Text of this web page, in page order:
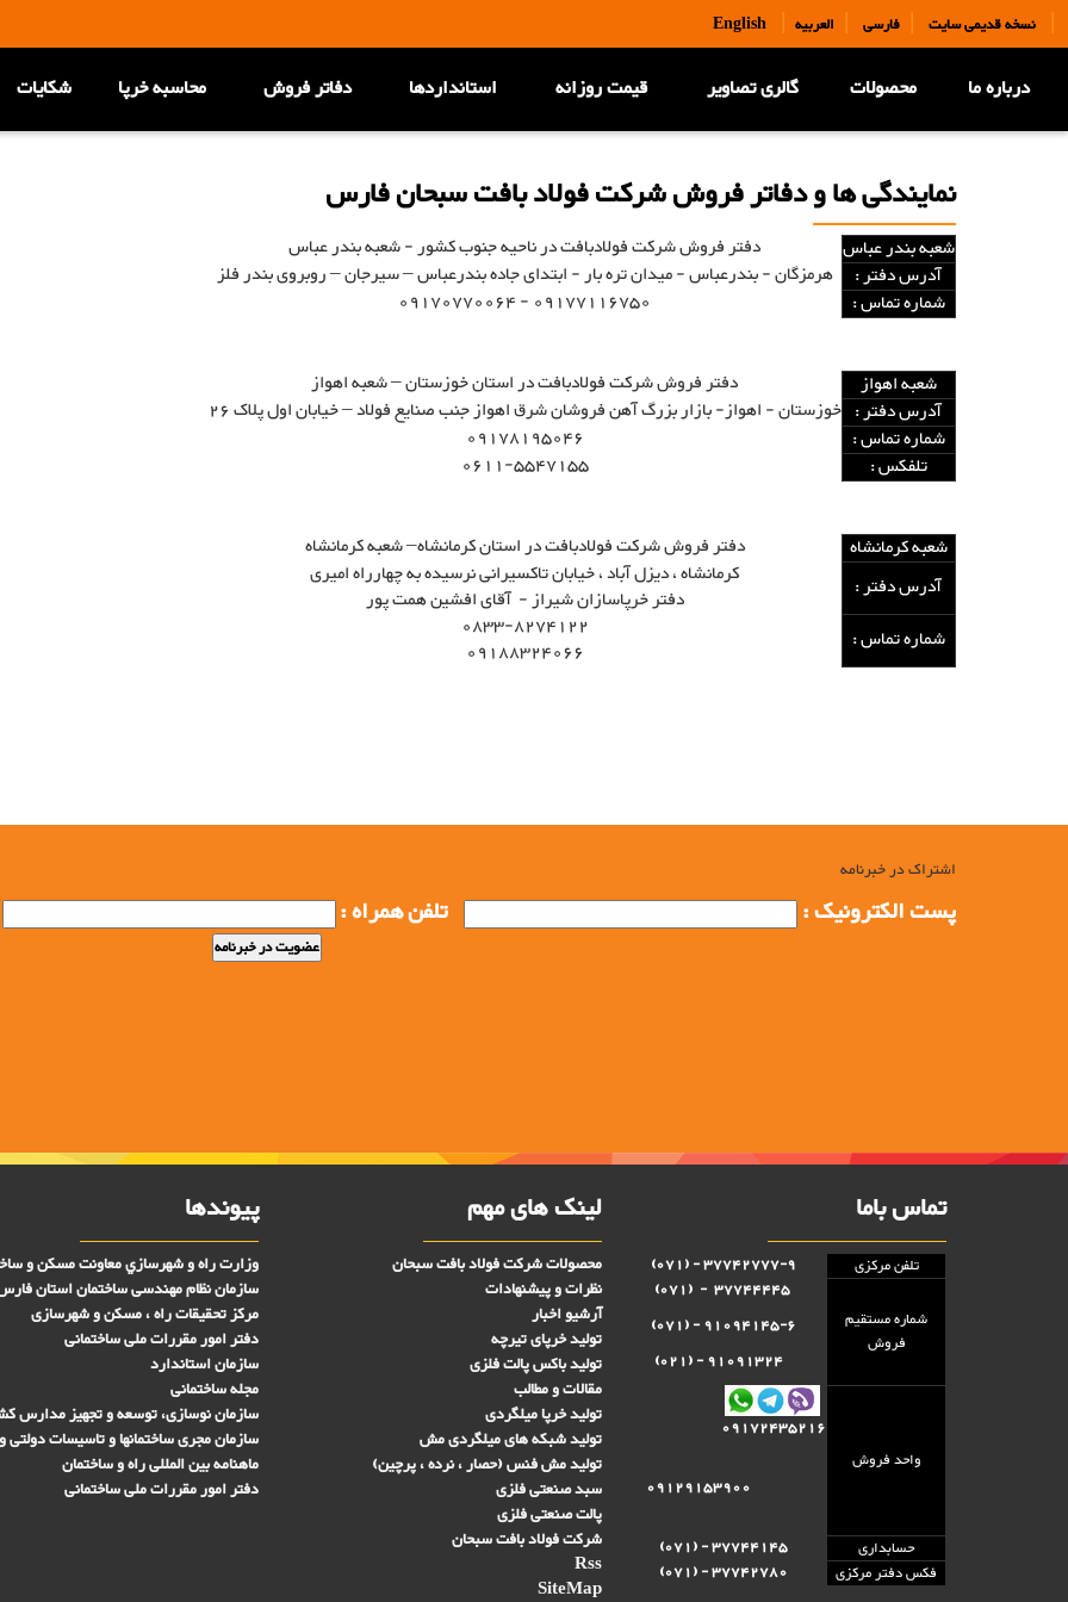
English| نسخه قدیمی سایت |فارسی | العربیه |
درباره ما محصولات گالری تصاویر قیمت روزانه استانداردها دفاتر فروش محاسبه خرپا شکایات
نمایندگی ها و دفاتر فروش شرکت فولاد بافت سبحان فارس
شعبه بندر عباس
دفتر فروش شرکت فولادبافت در ناحیه جنوب کشور - شعبه بندر عباس
آدرس دفتر :
هرمزگان - بندرعباس - میدان تره بار - ابتدای جاده بندرعباس – سیرجان – روبروی بندر فلز
شماره تماس :
09177116750 - 09170770064
شعبه اهواز
دفتر فروش شرکت فولادبافت در استان خوزستان – شعبه اهواز
آدرس دفتر : خوزستان - اهواز- بازار بزرگ آهن فروشان شرق اهواز جنب صنایع فولاد – خیابان اول پلاک 26
شماره تماس :
09178195046
تلفکس :
0611-5547155
شعبه کرمانشاه
دفتر فروش شرکت فولادبافت در استان کرمانشاه– شعبه کرمانشاه
آدرس دفتر :
کرمانشاه ، دیزل آباد ، خیابان تاکسیرانی نرسیده به چهارراه امیری
دفتر خرپاسازان شیراز - آقای افشین همت پور
شماره تماس :
0833-8274122
09188324066
اشتراک در خبرنامه
پست الکترونیک : تلفن همراه :
تماس باما
تلفن مرکزی 37742777-9 - (071)
شماره مستقيم
فروش
37744445 - (071)
91094145-6 - (071)
91091324 - (021)
واحد فروش
09172435216
حسابداری
37744145 - (071)
فکس دفتر مرکزی
37742780 - (071)
لینک های مهم
محصولات شرکت فولاد بافت سبحان
نظرات و پیشنهادات
آرشیو اخبار
تولید خرپای تیرچه
تولید باکس پالت فلزی
مقالات و مطالب
تولید خرپا میلگردی
تولید شبکه های ميلگردی مش
تولید مش فنس (حصار ، نرده ، پرچین)
سبد صنعتی فلزی
پالت صنعتی فلزی
شرکت فولاد بافت سبحان
Rss
SiteMap
پیوندها
وزارت راه و شهرسازي معاونت مسکن و
سازمان نظام مهندسی ساختمان استان
مرکز تحقیقات راه ، مسکن و شهرسازی
دفتر امور مقررات ملی ساختمانی
سازمان استاندارد
مجله ساختمانی
سازمان نوسازی، توسعه و تجهیز مدارس
سازمان مجری ساختمانها و تاسيسات دولتی
ماهنامه بین المللی راه و ساختمان
دفتر امور مقررات ملی ساختمانی